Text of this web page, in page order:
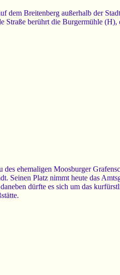
dem Breitenberg außerhalb der
Straße berührt die Burgermühle (H),
des ehemaligen Moosburger
Seinen Platz nimmt heute das
dürfte es sich um das